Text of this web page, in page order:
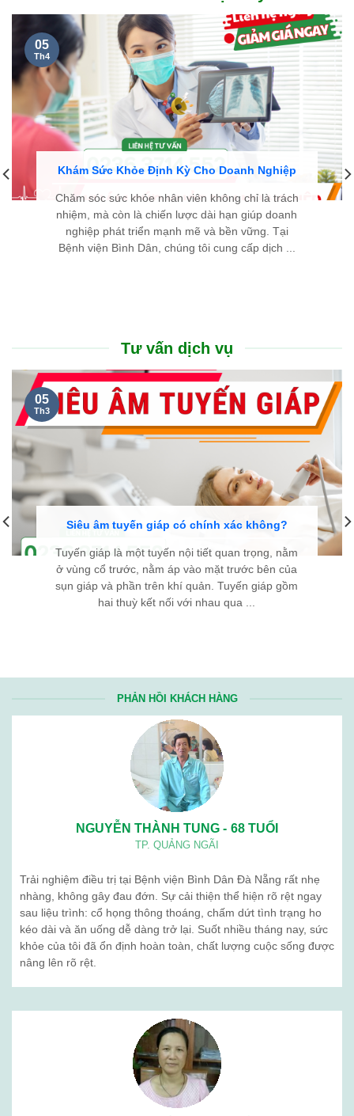
Khám Sức Khỏe Định Kỳ Cho Doanh Nghiệp
Chăm sóc sức khỏe nhân viên không chỉ là trách
nhiệm, mà còn là chiến lược dài hạn giúp doanh
nghiệp phát triển mạnh mẽ và bền vững. Tại
Bệnh viện Bình Dân, chúng tôi cung cấp dịch ...
05
Th4
Tư vấn dịch vụ
Siêu âm tuyến giáp có chính xác không?
Tuyến giáp là một tuyến nội tiết quan trọng, nằm
ở vùng cổ trước, nằm áp vào mặt trước bên của
sụn giáp và phần trên khí quản. Tuyến giáp gồm
hai thuỳ kết nối với nhau qua ...
05
Th3
PHẢN HỒI KHÁCH HÀNG
NGUYỄN THÀNH TUNG - 68 TUỔI
TP. QUẢNG NGÃI
Trải nghiệm điều trị tại Bệnh viện Bình Dân Đà Nẵng rất nhẹ
nhàng, không gây đau đớn. Sự cải thiện thể hiện rõ rệt ngay
sau liệu trình: cổ họng thông thoáng, chấm dứt tình trạng ho
kéo dài và ăn uống dễ dàng trở lại. Suốt nhiều tháng nay, sức
khỏe của tôi đã ổn định hoàn toàn, chất lượng cuộc sống được
nâng lên rõ rệt.